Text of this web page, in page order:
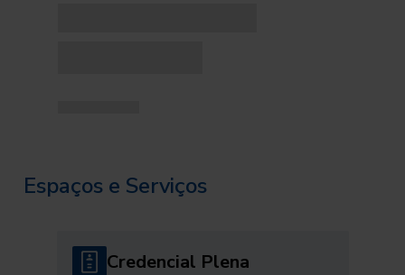
Espaços e Serviços
Credencial Plena